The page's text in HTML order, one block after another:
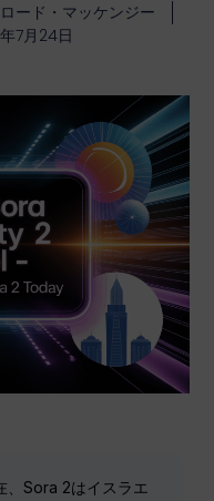
ード・マッケンジー
7月24日
、Sora 2はイスラエ